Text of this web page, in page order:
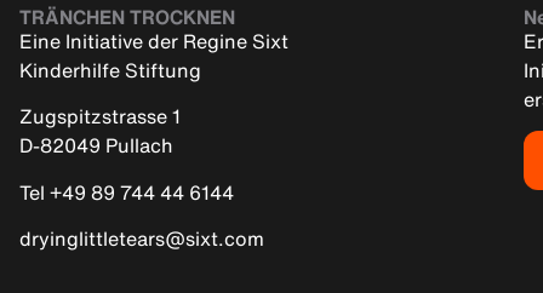
TRÄNCHEN TROCKNEN
Eine Initiative der Regine Sixt
Kinderhilfe Stiftung
Zugspitzstrasse 1
D-82049 Pullach
Tel +49 89 744 44 6144
dryinglittletears@sixt.com